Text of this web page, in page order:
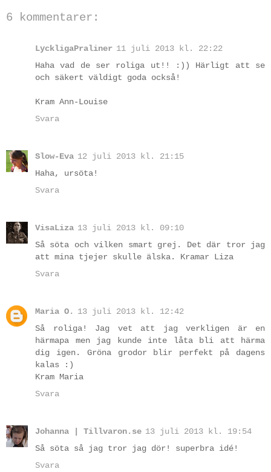
6 kommentarer:
LyckligaPraliner 11 juli 2013 kl. 22:22
Haha vad de ser roliga ut!! :)) Härligt att se
och säkert väldigt goda också!
Kram Ann-Louise
Svara
Slow-Eva 12 juli 2013 kl. 21:15
Haha, ursöta!
Svara
VisaLiza 13 juli 2013 kl. 09:10
Så söta och vilken smart grej. Det där tror jag
att mina tjejer skulle älska. Kramar Liza
Svara
Maria O.
13 juli 2013 kl. 12:42
Så roliga! Jag vet att jag verkligen är en
härmapa men jag kunde inte låta bli att härma
dig igen. Gröna grodor blir perfekt på dagens
kalas :)
Kram Maria
Svara
Johanna | Tillvaron.se 13 juli 2013 kl. 19:54
Så söta så jag tror jag dör! superbra idé!
Svara